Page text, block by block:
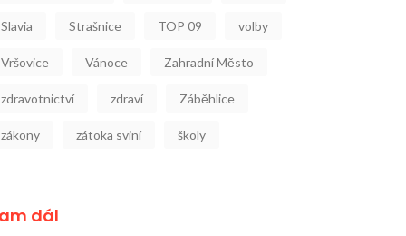
Slavia Strašnice TOP 09 volby
Vršovice Vánoce Zahradní Město
zdravotnictví zdraví Záběhlice
zákony zátoka sviní školy
dál